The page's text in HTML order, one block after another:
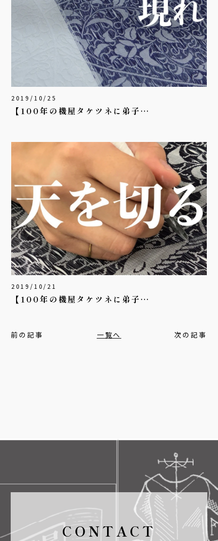
2019/10/25
【100年の機屋タケツネに弟子…
2019/10/21
【100年の機屋タケツネに弟子…
前の記事 一覧へ 次の記事
CONTACT